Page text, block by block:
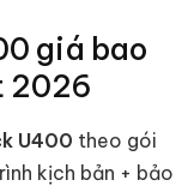
giá bao
2026
U400 theo gói
kịch bản + bảo